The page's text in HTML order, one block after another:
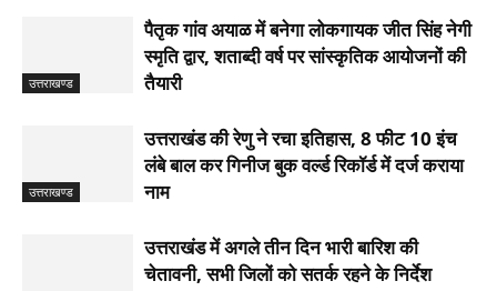
उत्तराखण्ड
पैतृक गांव अयाळ में बनेगा लोकगायक जीत सिंह नेगी
स्मृति द्वार, शताब्दी वर्ष पर सांस्कृतिक आयोजनों की
तैयारी
उत्तराखण्ड
उत्तराखंड की रेणु ने रचा इतिहास, 8 फीट 10 इंच
लंबे बाल कर गिनीज बुक वर्ल्ड रिकॉर्ड में दर्ज कराया
नाम
उत्तराखंड में अगले तीन दिन भारी बारिश की
चेतावनी, सभी जिलों को सतर्क रहने के निर्देश